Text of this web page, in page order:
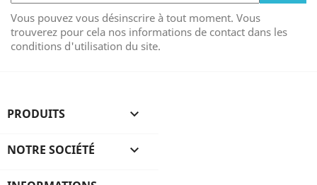
Vous pouvez vous désinscrire à tout moment. Vous
trouverez pour cela nos informations de contact dans les
conditions d'utilisation du site.
PRODUITS 
NOTRE SOCIÉTÉ 